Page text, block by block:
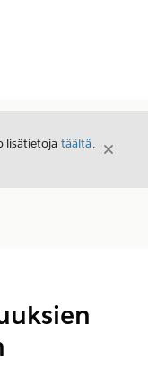
lisätietoja täältä.
Sulje